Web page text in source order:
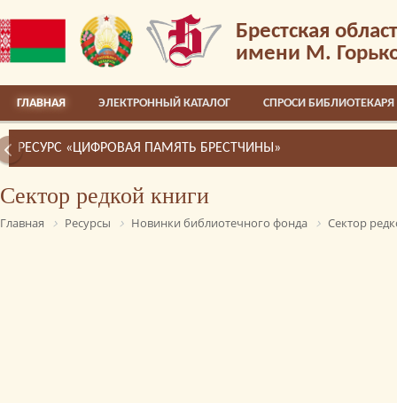
Брестская
имени М.
ГЛАВНАЯ ЭЛЕКТРОННЫЙ КАТАЛОГ СПРОСИ БИБЛИОТЕКАРЯ
РЕСУРС «ЦИФРОВАЯ ПАМЯТЬ БРЕСТЧИНЫ»
Сектор редкой книги
Главная Ресурсы Новинки библиотечного фонда Сектор